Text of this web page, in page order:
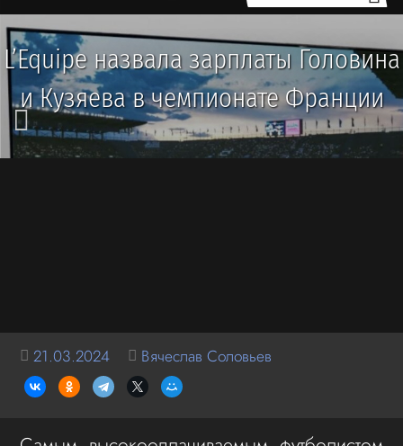
L’Equipe назвала зарплаты Головина
и Кузяева в чемпионате Франции
21.03.2024 Вячеслав Соловьев